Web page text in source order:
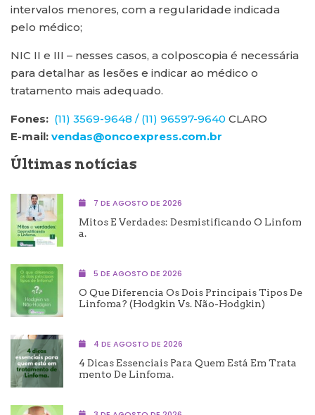
intervalos menores, com a regularidade indicada
pelo médico;
NIC II e III – nesses casos, a colposcopia é necessária
para detalhar as lesões e indicar ao médico o
tratamento mais adequado.
Fones: (11) 3569-9648 /(11) 96597-9640 CLARO
E-mail: vendas@oncoexpress.com.br
Últimas notícias
7 DE AGOSTO DE 2026
Mitos E Verdades: Desmistificando O Linfom
A.
5 DE AGOSTO DE 2026
O Que Diferencia Os Dois Principais Tipos De
Linfoma? (Hodgkin Vs. Não-Hodgkin)
4 DE AGOSTO DE 2026
4 Dicas Essenciais Para Quem Está Em Trata
Mento De Linfoma.